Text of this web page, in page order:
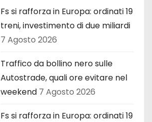
Fs si rafforza in Europa: ordinati 19
treni, investimento di due miliardi
7 Agosto 2026
Traffico da bollino nero sulle
Autostrade, quali ore evitare nel
weekend 7 Agosto 2026
Fs si rafforza in Europa: ordinati 19